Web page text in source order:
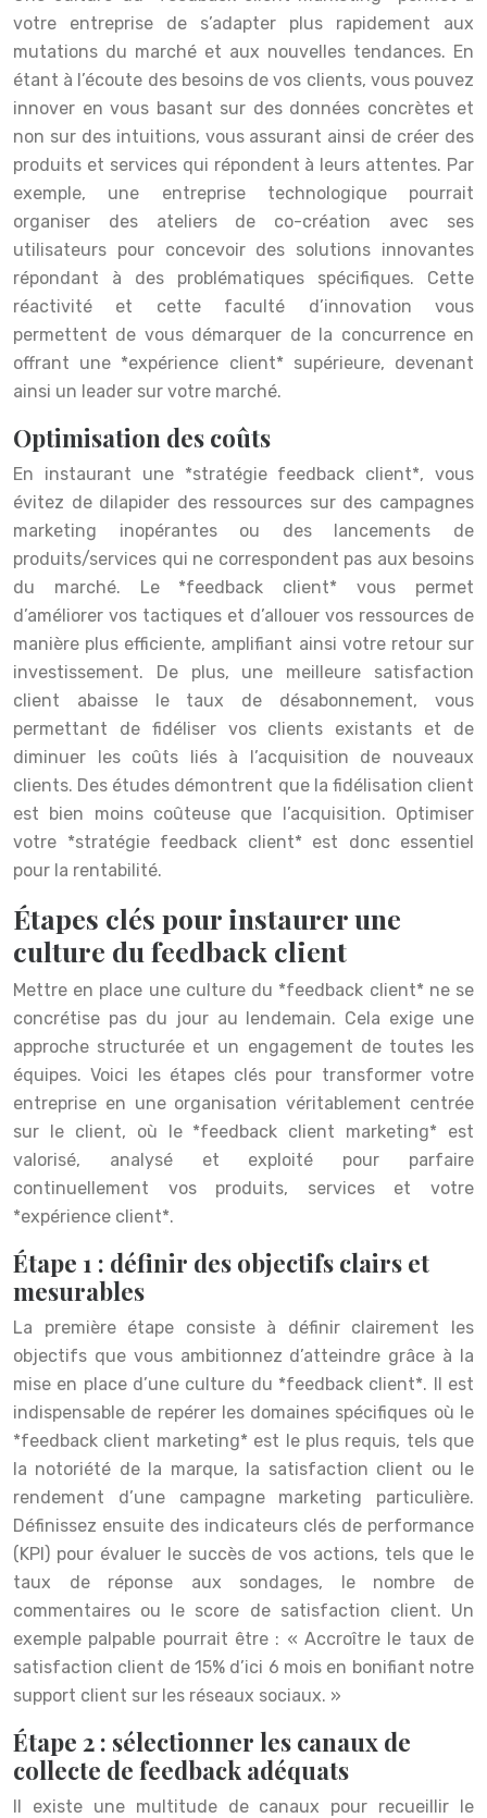
votre entreprise de s’adapter plus rapidement aux
mutations du marché et aux nouvelles tendances. En
étant à l’écoute des besoins de vos clients, vous pouvez
innover en vous basant sur des données concrètes et
non sur des intuitions, vous assurant ainsi de créer des
produits et services qui répondent à leurs attentes. Par
exemple, une entreprise technologique pourrait
organiser des ateliers de co-création avec ses
utilisateurs pour concevoir des solutions innovantes
répondant à des problématiques spécifiques. Cette
réactivité et cette faculté d’innovation vous
permettent de vous démarquer de la concurrence en
offrant une *expérience client* supérieure, devenant
ainsi un leader sur votre marché.
Optimisation des coûts
En instaurant une *stratégie feedback client*, vous
évitez de dilapider des ressources sur des campagnes
marketing inopérantes ou des lancements de
produits/services qui ne correspondent pas aux besoins
du marché. Le *feedback client* vous permet
d’améliorer vos tactiques et d’allouer vos ressources de
manière plus efficiente, amplifiant ainsi votre retour sur
investissement. De plus, une meilleure satisfaction
client abaisse le taux de désabonnement, vous
permettant de fidéliser vos clients existants et de
diminuer les coûts liés à l’acquisition de nouveaux
clients. Des études démontrent que la fidélisation client
est bien moins coûteuse que l’acquisition. Optimiser
votre *stratégie feedback client* est donc essentiel
pour la rentabilité.
Étapes clés pour instaurer une
culture du feedback client
Mettre en place une culture du *feedback client* ne se
concrétise pas du jour au lendemain. Cela exige une
approche structurée et un engagement de toutes les
équipes. Voici les étapes clés pour transformer votre
entreprise en une organisation véritablement centrée
sur le client, où le *feedback client marketing* est
valorisé, analysé et exploité pour parfaire
continuellement vos produits, services et votre
*expérience client*.
Étape 1 : définir des objectifs clairs et
mesurables
La première étape consiste à définir clairement les
objectifs que vous ambitionnez d’atteindre grâce à la
mise en place d’une culture du *feedback client*. Il est
indispensable de repérer les domaines spécifiques où le
*feedback client marketing* est le plus requis, tels que
la notoriété de la marque, la satisfaction client ou le
rendement d’une campagne marketing particulière.
Définissez ensuite des indicateurs clés de performance
(KPI) pour évaluer le succès de vos actions, tels que le
taux de réponse aux sondages, le nombre de
commentaires ou le score de satisfaction client. Un
exemple palpable pourrait être : « Accroître le taux de
satisfaction client de 15% d’ici 6 mois en bonifiant notre
support client sur les réseaux sociaux. »
Étape 2 : sélectionner les canaux de
collecte de feedback adéquats
Il existe une multitude de canaux pour recueillir le